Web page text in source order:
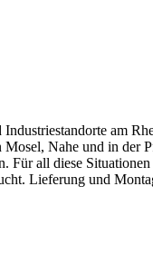
am
Nahe und in der
Für all diese
Lieferung und